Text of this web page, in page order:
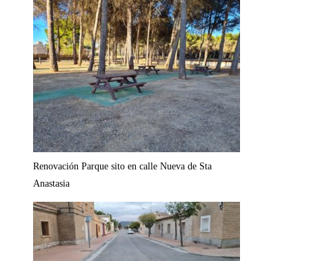
Renovación Parque sito en calle Nueva de Sta
Anastasia